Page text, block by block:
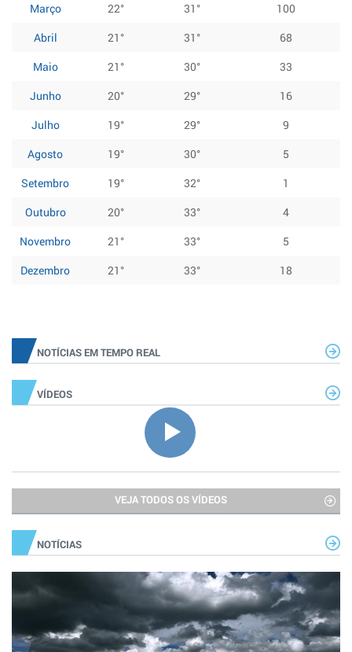
Março
22° 31°
100
Abril
21° 31°
68
Maio
21° 30°
33
Junho
20° 29°
16
Julho
19° 29°
9
Agosto
19° 30°
5
Setembro
19° 32°
1
Outubro
20° 33°
4
Novembro
21° 33°
5
Dezembro
21° 33° 18
NOTÍCIAS EM TEMPO REAL
VÍDEOS
VEJA TODOS OS VÍDEOS
NOTÍCIAS